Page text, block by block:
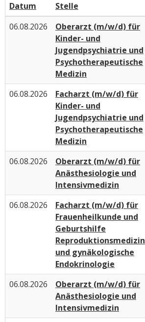
Datum Stelle
06.08.2026
Oberarzt (m/w/d) für
Kinder- und
Jugendpsychiatrie und
Psychotherapeutische
Medizin
06.08.2026
Facharzt (m/w/d) für
Kinder- und
Jugendpsychiatrie und
Psychotherapeutische
Medizin
06.08.2026
Oberarzt (m/w/d) für
Anästhesiologie und
Intensivmedizin
06.08.2026
Facharzt (m/w/d) für
Frauenheilkunde und
Geburtshilfe
Reproduktionsmedizin
und gynäkologische
Endokrinologie
06.08.2026
Oberarzt (m/w/d) für
Anästhesiologie und
Intensivmedizin